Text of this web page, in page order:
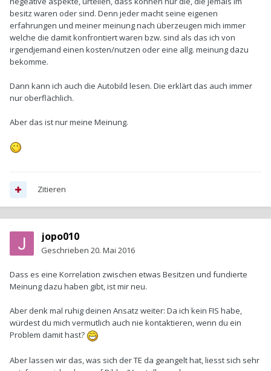
besitz waren oder sind. Denn jeder macht seine eigenen
erfahrungen und meiner meinung nach überzeugen mich immer
welche die damit konfrontiert waren bzw. sind als das ich von
irgendjemand einen kosten/nutzen oder eine allg. meinung dazu
bekomme.
Dann kann ich auch die Autobild lesen. Die erklärt das auch immer
nur oberflächlich.
Aber das ist nur meine Meinung.
Zitieren
jopo010
Geschrieben 20. Mai 2016
Dass es eine Korrelation zwischen etwas Besitzen und fundierte
Meinung dazu haben gibt, ist mir neu.
Aber denk mal ruhig deinen Ansatz weiter: Da ich kein FIS habe,
würdest du mich vermutlich auch nie kontaktieren, wenn du ein
Problem damit hast?
Aber lassen wir das, was sich der TE da geangelt hat, liesst sich sehr